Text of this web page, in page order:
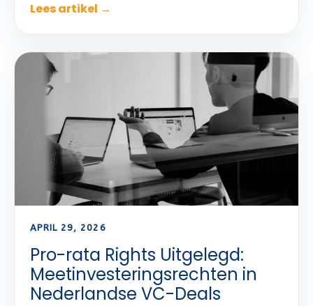
Lees artikel →
APRIL 29, 2026
Pro-rata Rights Uitgelegd:
Meetinvesteringsrechten in
Nederlandse VC-Deals